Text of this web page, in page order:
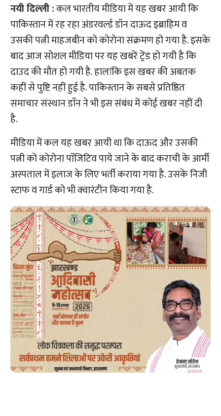
नयी दिल्ली :कल भारतीय मीडिया में यह खबर आयी कि
पाकिस्तान में रह रहा अंडरवर्ल्ड डॉन दाऊद इब्राहिम व
उसकी पत्नी माहजबीन को कोरोना संक्रमण हो गया है. इसके
बाद आज सोशल मीडिया पर यह खबरें ट्रेंड हो गयी है कि
दाउद की मौत हो गयी है. हालांकि इस खबर की अबतक
कहीं से पुष्टि नहीं हुई है. पाकिस्तान के सबसे प्रतिष्ठित
समाचार संस्थान डाॅन ने भी इस संबंध में कोई खबर नहीं दी
है.
मीडिया में कल यह खबर आयी था कि दाऊद और उसकी
पत्नी को कोरोना पाॅजिटिव पाये जाने के बाद कराची के आर्मी
अस्पताल में इलाज के लिए भर्ती कराया गया है. उसके निजी
स्टाफ व गार्ड को भी क्वारंटीन किया गया है.